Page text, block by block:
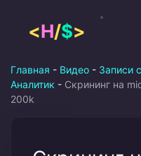
содержимому
<H/$>
Главная - Видео - Записи
Аналитик - Скрининг на
200k